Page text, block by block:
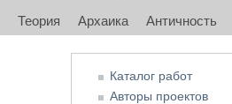
Теория
Архаика Античность
Каталог работ
Авторы проектов